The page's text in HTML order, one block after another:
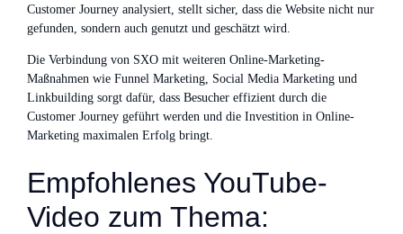
Customer Journey analysiert, stellt sicher, dass die Website nicht nur
gefunden, sondern auch genutzt und geschätzt wird.
Die Verbindung von SXO mit weiteren Online-Marketing-
Maßnahmen wie Funnel Marketing, Social Media Marketing und
Linkbuilding sorgt dafür, dass Besucher effizient durch die
Customer Journey geführt werden und die Investition in Online-
Marketing maximalen Erfolg bringt.
Empfohlenes YouTube-
Video zum Thema: